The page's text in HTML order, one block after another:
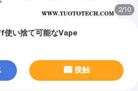
2/10
い捨て可能なVape
接触